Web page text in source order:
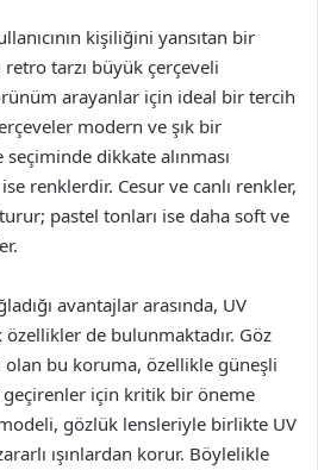
kişiliğini yansıtan bir
tarzı büyük çerçeveli
arayanlar için ideal bir tercih
modern ve şık bir
dikkate alınması
renklerdir. Cesur ve canlı renkler,
pastel tonları ise daha soft ve
avantajlar arasında, UV
de bulunmaktadır. Göz
olan bu koruma, özellikle güneşli
geçirenler için kritik bir öneme
gözlük lensleriyle birlikte UV
ışınlardan korur. Böylelikle